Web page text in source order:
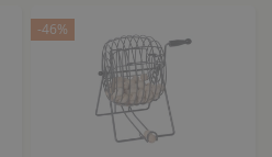
-46%